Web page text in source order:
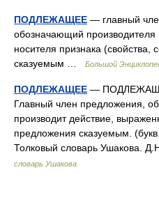
ПОДЛЕЖАЩЕЕ — главный
обозначающий производителя
носителя признака (свойства,
сказуемым …
Большой
ПОДЛЕЖАЩЕЕ —
Главный член предложения,
производит действие,
предложения сказуемым.
Толковый словарь Ушакова.
словарь Ушакова